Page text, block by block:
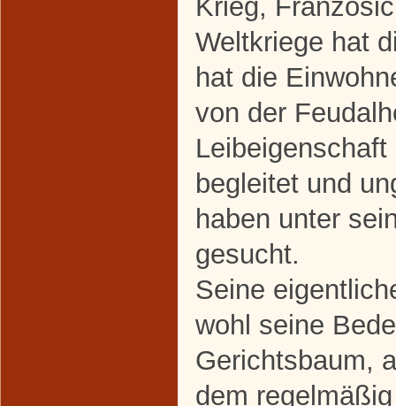
Krieg,
Weltkriege hat
hat die
von der
begleitet und
haben unter
gesucht.
Seine
wohl seine
Gerichtsbaum,
dem